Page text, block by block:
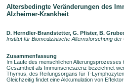
Altersbedingte Veränderungen des
Alzheimer-Krankheit
D. Herndler-Brandstetter, G. Pfister, B.
Institut für Biomedizinische Alternsforschung
Zusammenfassung
Im Laufe des menschlichen
Gesamtheit als Immunseneszenz bezeichnet
Thymus, des Reifungsorgans für T-
Gleichzeitig findet eine Akkumulation von